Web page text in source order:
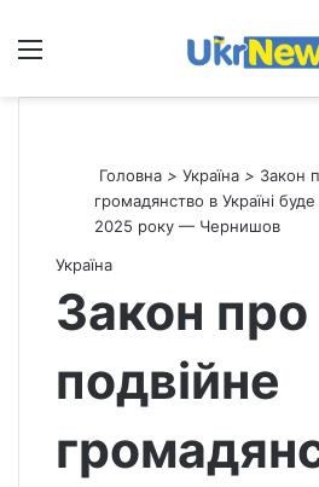
Меню
Головна > Україна > Закон
громадянство в Україні
2025 року — Чернишов
Україна
Закон про
подвійне